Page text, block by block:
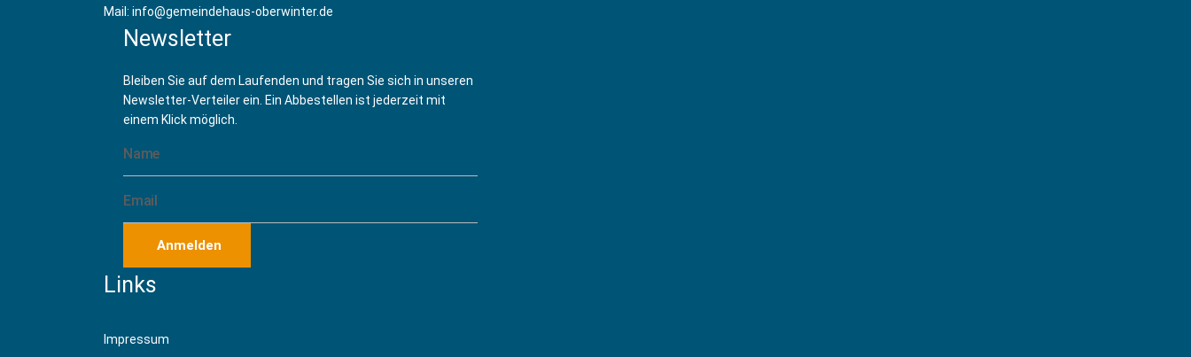
Mail: info@gemeindehaus-oberwinter.de
Newsletter
Bleiben Sie auf dem Laufenden und tragen Sie sich in unseren
Newsletter-Verteiler ein. Ein Abbestellen ist jederzeit mit
einem Klick möglich.
Anmelden
Links
Impressum